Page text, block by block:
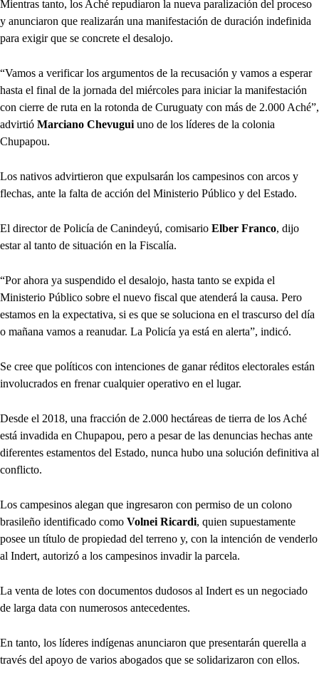
Mientras tanto, los Aché repudiaron la nueva paralización del proceso
y anunciaron que realizarán una manifestación de duración indefinida
para exigir que se concrete el desalojo.
“Vamos a verificar los argumentos de la recusación y vamos a esperar
hasta el final de la jornada del miércoles para iniciar la manifestación
con cierre de ruta en la rotonda de Curuguaty con más de 2.000 Aché”,
advirtió Marciano Chevugui uno de los líderes de la colonia
Chupapou.
Los nativos advirtieron que expulsarán los campesinos con arcos y
flechas, ante la falta de acción del Ministerio Público y del Estado.
El director de Policía de Canindeyú, comisario Elber Franco, dijo
estar al tanto de situación en la Fiscalía.
“Por ahora ya suspendido el desalojo, hasta tanto se expida el
Ministerio Público sobre el nuevo fiscal que atenderá la causa. Pero
estamos en la expectativa, si es que se soluciona en el trascurso del día
o mañana vamos a reanudar. La Policía ya está en alerta”, indicó.
Se cree que políticos con intenciones de ganar réditos electorales están
involucrados en frenar cualquier operativo en el lugar.
Desde el 2018, una fracción de 2.000 hectáreas de tierra de los Aché
está invadida en Chupapou, pero a pesar de las denuncias hechas ante
diferentes estamentos del Estado, nunca hubo una solución definitiva al
conflicto.
Los campesinos alegan que ingresaron con permiso de un colono
brasileño identificado como Volnei Ricardi, quien supuestamente
posee un título de propiedad del terreno y, con la intención de venderlo
al Indert, autorizó a los campesinos invadir la parcela.
La venta de lotes con documentos dudosos al Indert es un negociado
de larga data con numerosos antecedentes.
En tanto, los líderes indígenas anunciaron que presentarán querella a
través del apoyo de varios abogados que se solidarizaron con ellos.